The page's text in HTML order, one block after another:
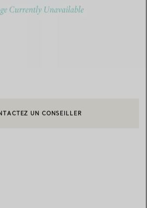
CONSEILLER CLIENT OU PRENDRE RENDEZ-